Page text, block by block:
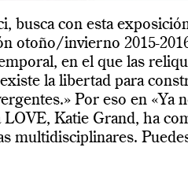
busca con esta
otoño/invierno 2015-
en el que las
la libertad para
Por eso en «Ya
Katie Grand, ha
multidisciplinares.